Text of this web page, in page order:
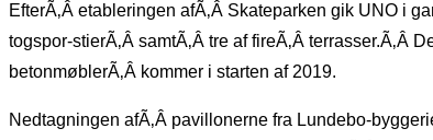
EfterÃ‚Â etableringen afÃ‚Â Skateparken gik UNO i
togspor-stierÃ‚Â samtÃ‚Â tre af fireÃ‚Â
betonmøblerÃ‚Â kommer i starten af 2019.
Nedtagningen afÃ‚Â pavillonerne fra Lundebo-